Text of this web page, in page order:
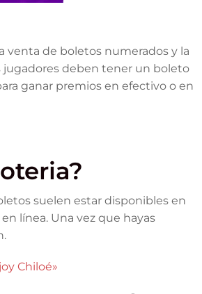
venta de boletos numerados y la
jugadores deben tener un boleto
ganar premios en efectivo o en
suelen estar disponibles en
línea. Una vez que hayas
Chiloé»